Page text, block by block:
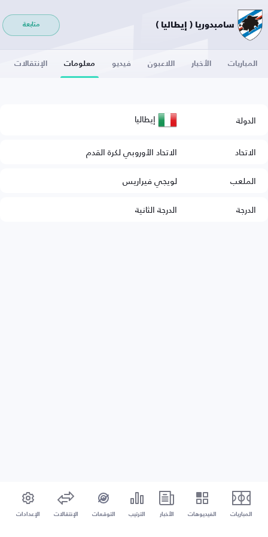
سامبدوريا ( إيطاليا ) متابعة
المباريات الأخبار اللاعبون فيديو معلومات الإنتقالات
الدولة إيطاليا
الاتحاد
الاتحاد الأوروبي لكرة القدم
الملعب
لويجي فيراريس
الدرجة
الدرجة الثانية
المباريات الفيديوهات الأخبار الترتيب التوقعات الإنتقالات الإعدادات